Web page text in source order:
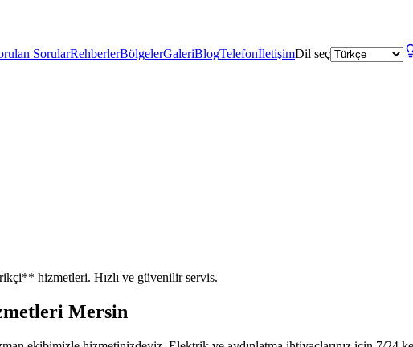
SorularRehberlerBölgelerGaleriBlogTelefonİletişimDil seç
hizmetleri. Hızlı ve güvenilir servis.
Mersin